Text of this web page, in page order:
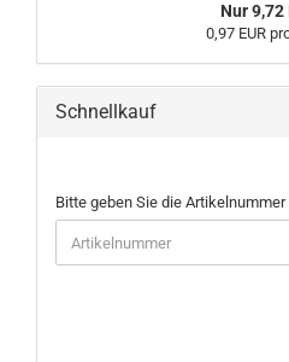
Nur 9,72
0,97 EUR
Schnellkauf
BITTE
GEBEN
SIE
DIE
Bitte geben Sie die